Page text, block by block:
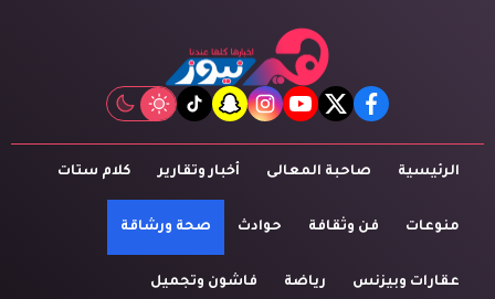
facebook
twitter
youtube
instagram
snapchat
tiktok
الرئيسية صاحبة المعالى أخبار وتقارير كلام ستات
منوعات فن وثقافة حوادث صحة ورشاقة
عقارات وبيزنس رياضة فاشون وتجميل